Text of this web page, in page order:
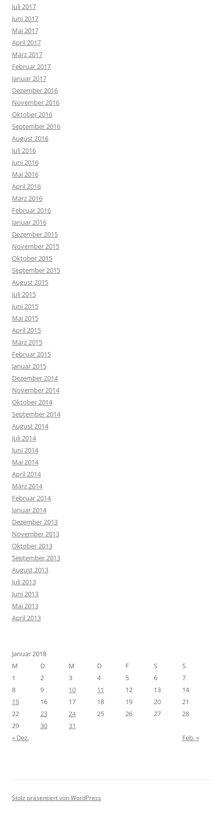
Juli 2017
Juni 2017
Mai 2017
April 2017
März 2017
Februar 2017
Januar 2017
Dezember 2016
November 2016
Oktober 2016
September 2016
August 2016
Juli 2016
Juni 2016
Mai 2016
April 2016
März 2016
Februar 2016
Januar 2016
Dezember 2015
November 2015
Oktober 2015
September 2015
August 2015
Juli 2015
Juni 2015
Mai 2015
April 2015
März 2015
Februar 2015
Januar 2015
Dezember 2014
November 2014
Oktober 2014
September 2014
August 2014
Juli 2014
Juni 2014
Mai 2014
April 2014
März 2014
Februar 2014
Januar 2014
Dezember 2013
November 2013
Oktober 2013
September 2013
August 2013
Juli 2013
Juni 2013
Mai 2013
April 2013
Januar 2018
M
D M D F S
S
1
2 3 4 5 6
7
8
9 10 11 12 13
14
15
16 17 18 19 20
21
22
23 24 25 26 27
28
29
30
31
« Dez.
Feb. »
Stolz präsentiert von WordPress